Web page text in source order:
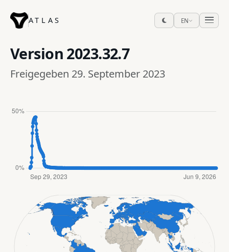
ATLAS EN
Version 2023.32.7
Freigegeben 29. September 2023